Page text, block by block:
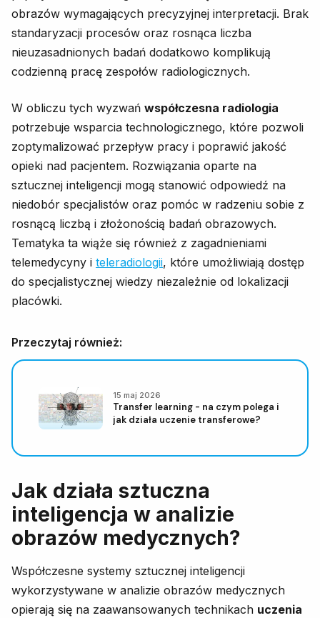
obrazów wymagających precyzyjnej interpretacji. Brak
standaryzacji procesów oraz rosnąca liczba
nieuzasadnionych badań dodatkowo komplikują
codzienną pracę zespołów radiologicznych.
W obliczu tych wyzwań współczesna radiologia
potrzebuje wsparcia technologicznego, które pozwoli
zoptymalizować przepływ pracy i poprawić jakość
opieki nad pacjentem. Rozwiązania oparte na
sztucznej inteligencji mogą stanowić odpowiedź na
niedobór specjalistów oraz pomóc w radzeniu sobie z
rosnącą liczbą i złożonością badań obrazowych.
Tematyka ta wiąże się również z zagadnieniami
telemedycyny i teleradiologii, które umożliwiają dostęp
do specjalistycznej wiedzy niezależnie od lokalizacji
placówki.
Przeczytaj również:
15 maj 2026
Transfer learning - na czym polega i
jak działa uczenie transferowe?
Jak działa sztuczna
inteligencja w analizie
obrazów medycznych?
Współczesne systemy sztucznej inteligencji
wykorzystywane w analizie obrazów medycznych
opierają się na zaawansowanych technikach uczenia